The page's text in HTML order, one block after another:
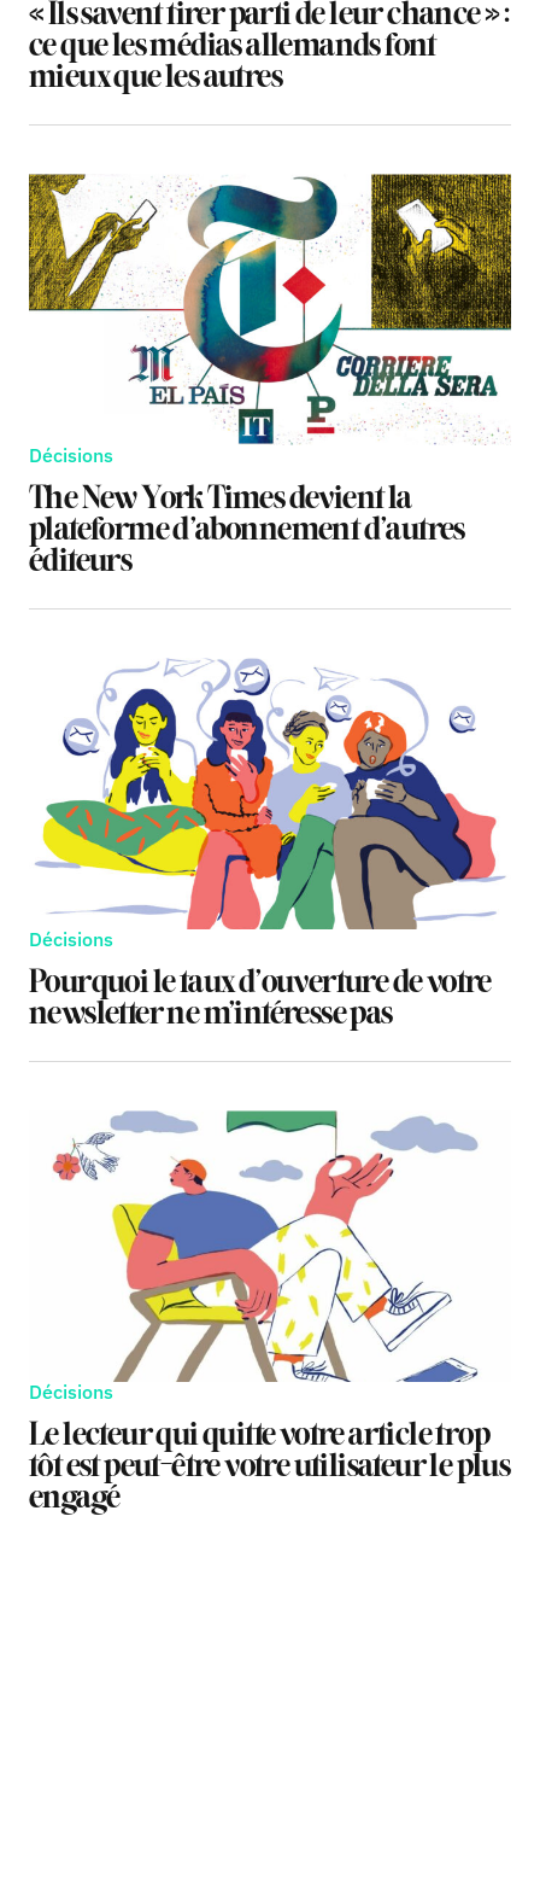
« Ils savent tirer parti de leur chance » :
ce que les médias allemands font
mieux que les autres
Décisions
The New York Times devient la
plateforme d’abonnement d’autres
éditeurs
Décisions
Pourquoi le taux d’ouverture de votre
newsletter ne m’intéresse pas
Décisions
Le lecteur qui quitte votre article trop
tôt est peut-être votre utilisateur le plus
engagé